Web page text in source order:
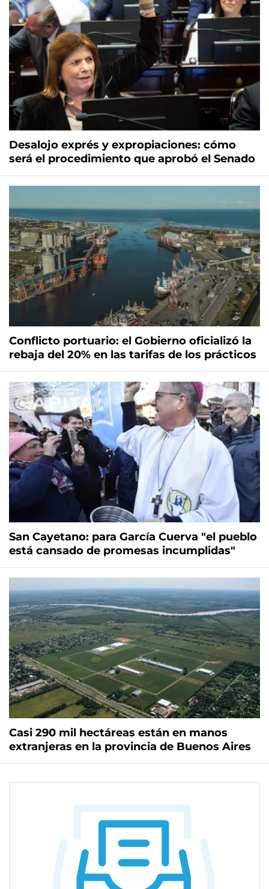
Desalojo exprés y expropiaciones: cómo
será el procedimiento que aprobó el Senado
Conflicto portuario: el Gobierno oficializó la
rebaja del 20% en las tarifas de los prácticos
San Cayetano: para García Cuerva "el pueblo
está cansado de promesas incumplidas"
Casi 290 mil hectáreas están en manos
extranjeras en la provincia de Buenos Aires